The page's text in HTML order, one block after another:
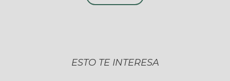
ESTO TE INTERESA